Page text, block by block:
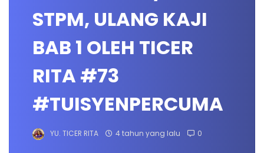
STPM, ULANG KAJI
BAB 1 OLEH TICER
RITA #73
#TUISYENPERCUMA
YU. TICER RITA 4 tahun yang lalu 0